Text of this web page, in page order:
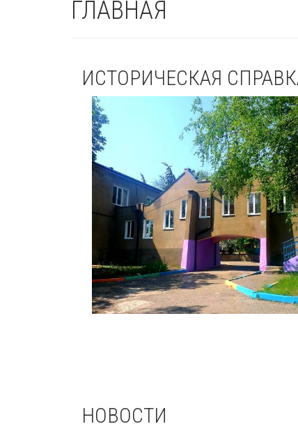
ГЛАВНАЯ
ИСТОРИЧЕСКАЯ
НОВОСТИ